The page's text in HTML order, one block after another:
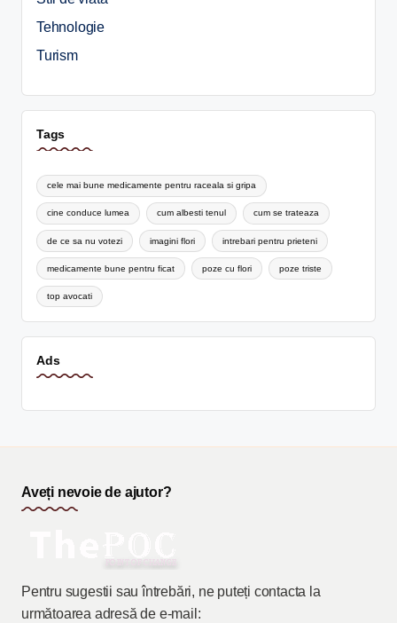
Tehnologie
Turism
Tags
cele mai bune medicamente pentru raceala si gripa
cine conduce lumea cum albesti tenul cum se trateaza
de ce sa nu votezi imagini flori intrebari pentru prieteni
medicamente bune pentru ficat poze cu flori poze triste
top avocati
Ads
Aveți nevoie de ajutor?
Pentru sugestii sau întrebări, ne puteți contacta la
următoarea adresă de e-mail: